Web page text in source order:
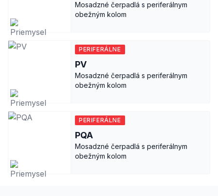
Mosadzné čerpadlá s periferálnym
obežným kolom
PERIFERÁLNE
PV
Mosadzné čerpadlá s periferálnym
obežným kolom
PERIFERÁLNE
PQA
Mosadzné čerpadlá s periferálnym
obežným kolom